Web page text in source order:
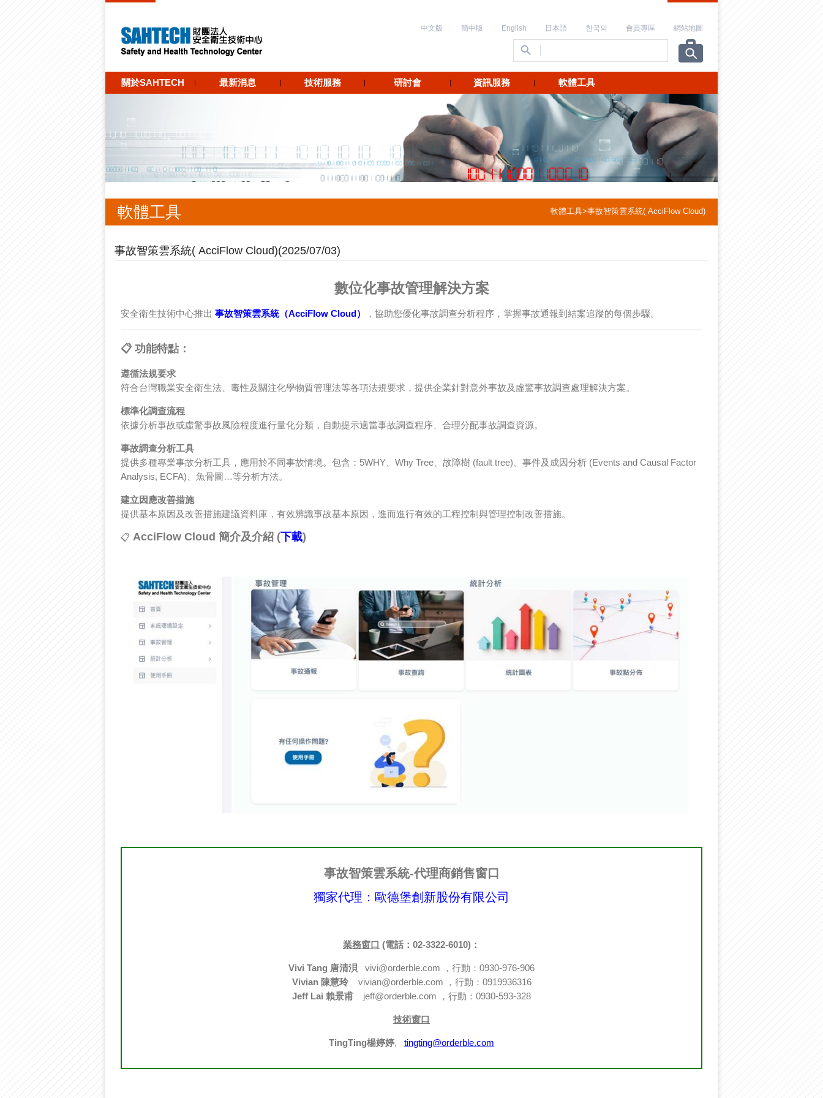
中文版 簡中版 English 日本語 한국의 會員專區 網站地圖
關於SAHTECH 最新消息 技術服務 研討會 資訊服務 軟體工具
軟體工具 軟體工具>事故智策雲系統( AcciFlow Cloud)
事故智策雲系統( AcciFlow Cloud)(2025/07/03)
數位化事故管理解決方案
安全衛生技術中心推出 事故智策雲系統（AcciFlow Cloud） ，協助您優化事故調查分析程序，掌握事故通報到結案追蹤的每個步驟。
📋 功能特點：
遵循法規要求
符合台灣職業安全衛生法、毒性及關注化學物質管理法等各項法規要求，提供企業針對意外事故及虛驚事故調查處理解決方案。
標準化調查流程
依據分析事故或虛驚事故風險程度進行量化分類，自動提示適當事故調查程序、合理分配事故調查資源。
事故調查分析工具
提供多種專業事故分析工具，應用於不同事故情境。包含：5WHY、Why Tree、故障樹 (fault tree)、事件及成因分析 (Events and Causal Factor
Analysis, ECFA)、魚骨圖…等分析方法。
建立因應改善措施
提供基本原因及改善措施建議資料庫，有效辨識事故基本原因，進而進行有效的工程控制與管理控制改善措施。
📋 AcciFlow Cloud 簡介及介紹 (下載)
事故智策雲系統-代理商銷售窗口
獨家代理：歐德堡創新股份有限公司
業務窗口 (電話：02-3322-6010)：​
Vivi Tang 唐清浿
vivi@orderble.com ，行動：0930-976-906
Vivian 陳慧玲vivian@orderble.com ，行動：0919936316
Jeff Lai 賴景甫 jeff@orderble.com ，行動：0930-593-328
技術窗口
TingTing楊婷婷, tingting@orderble.com